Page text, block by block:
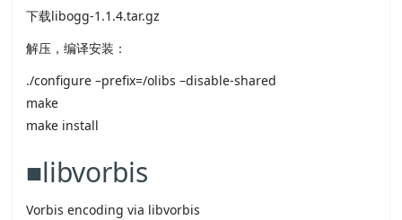
下载libogg-1.1.4.tar.gz
解压，编译安装：
./configure –prefix=/olibs –disable-shared
make
make install
■libvorbis
Vorbis encoding via libvorbis